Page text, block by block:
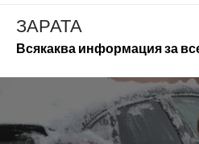
Skip
content
ЗАРАТА
Всякаква информация за